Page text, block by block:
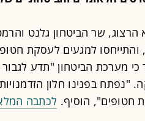
הרצוג, שר הביטחון גלנט
והתייחסו למגעים לעסקת
כי מערכת הביטחון "תדע
"נפתח בפנינו חלון
חטופים", הוסיף. לכתבה